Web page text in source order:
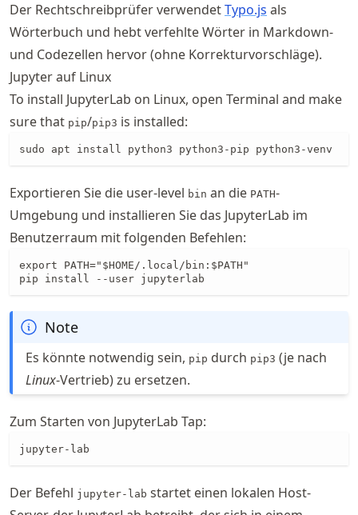
Der Rechtschreibprüfer verwendetTypo.js als
Wörterbuch und hebt verfehlte Wörter in Markdown-
und Codezellen hervor (ohne Korrekturvorschläge).
Jupyter auf Linux
To install JupyterLab on Linux, open Terminal and make
sure that pip/pip3 is installed:
sudo apt install python3 python3-pip python3-venv
Exportieren Sie die user-level bin an die PATH-
Umgebung und installieren Sie das JupyterLab im
Benutzerraum mit folgenden Befehlen:
export PATH="$HOME/.local/bin:$PATH"
pip install --user jupyterlab
Note
Es könnte notwendig sein, pip durch pip3 (je nach
Linux-Vertrieb) zu ersetzen.
Zum Starten von JupyterLab Tap:
jupyter-lab
Der Befehl jupyter-lab startet einen lokalen Host-